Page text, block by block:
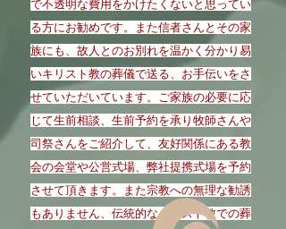
で不透明な費用をかけたくないと思ってい
る方にお勧めです。また信者さんとその家
族にも、故人とのお別れを温かく分かり易
いキリスト教の葬儀で送る、お手伝いをさ
せていただいています。ご家族の必要に応
じて生前相談、生前予約を承り牧師さんや
司祭さんをご紹介して、友好関係にある教
会の会堂や公営式場、弊社提携式場を予約
させて頂きます。また宗教への無理な勧誘
もありません、伝統的なキリスト教での葬